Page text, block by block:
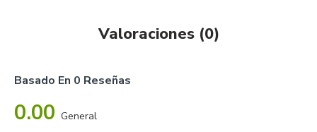
Valoraciones (0)
Basado En 0 Reseñas
0.00 General